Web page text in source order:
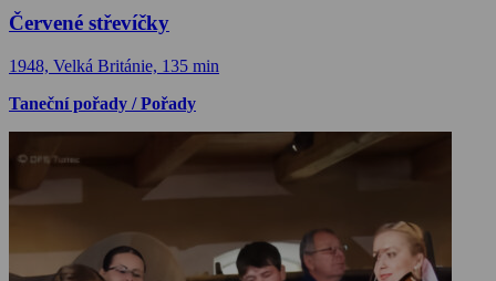
Červené střevíčky
1948, Velká Británie, 135 min
Taneční pořady / Pořady